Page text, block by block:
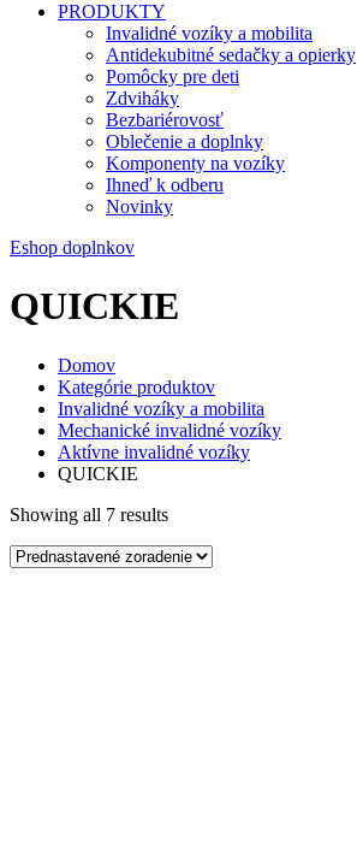
PRODUKTY
Invalidné vozíky a mobilita
Antidekubitné sedačky a opierky
Pomôcky pre deti
Zdviháky
Bezbariérovosť
Oblečenie a doplnky
Komponenty na vozíky
Ihneď k odberu
Novinky
Eshop doplnkov
QUICKIE
Domov
Kategórie produktov
Invalidné vozíky a mobilita
Mechanické invalidné vozíky
Aktívne invalidné vozíky
QUICKIE
Showing all 7 results